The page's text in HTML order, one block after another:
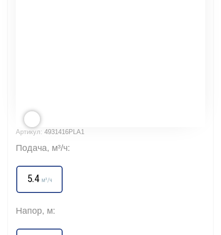
Артикул: 4931416PLA1
Подача, м³/ч:
5.4 м³/ч
Напор, м: